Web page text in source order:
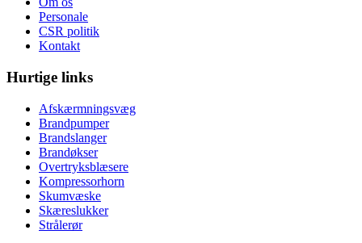
Personale
CSR politik
Kontakt
Hurtige links
Afskærmningsvæg
Brandpumper
Brandslanger
Brandøkser
Overtryksblæsere
Kompressorhorn
Skumvæske
Skæreslukker
Strålerør